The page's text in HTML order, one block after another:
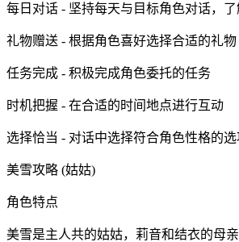
每日对话 - 坚持每天与目标角色对话，
礼物赠送 - 根据角色喜好选择合适的礼物
任务完成 - 积极完成角色委托的任务
时机把握 - 在合适的时间地点进行互动
选择恰当 - 对话中选择符合角色性格的选
美雪攻略 (姑姑)
角色特点
美雪是主人共的姑姑，莉音和结衣的母